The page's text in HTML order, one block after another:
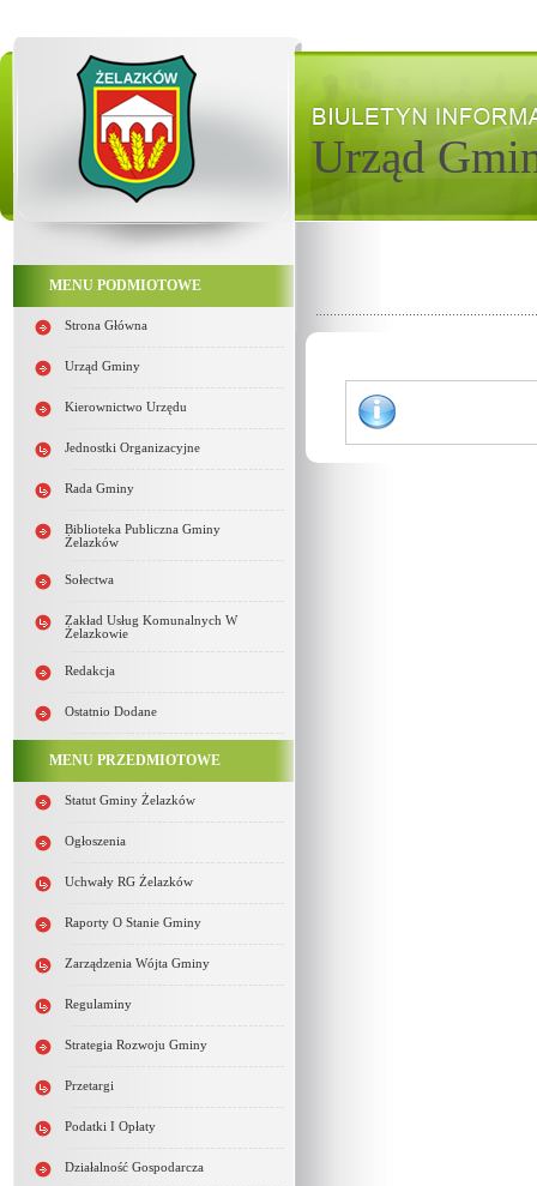
Urząd
MENU PODMIOTOWE
Strona Główna
Urząd Gminy
Kierownictwo Urzędu
Jednostki Organizacyjne
Rada Gminy
Biblioteka Publiczna Gminy
Żelazków
Sołectwa
Zakład Usług Komunalnych W
Żelazkowie
Redakcja
Ostatnio Dodane
MENU PRZEDMIOTOWE
Statut Gminy Żelazków
Ogłoszenia
Uchwały RG Żelazków
Raporty O Stanie Gminy
Zarządzenia Wójta Gminy
Regulaminy
Strategia Rozwoju Gminy
Przetargi
Podatki I Opłaty
Działalność Gospodarcza